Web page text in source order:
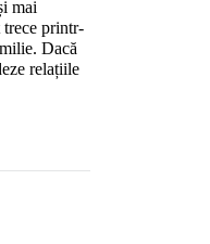
mai
printr-
Dacă
relațiile